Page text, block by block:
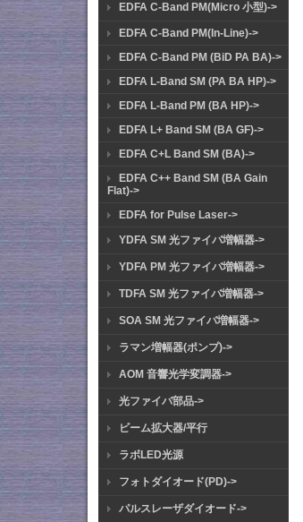
EDFA C-Band PM(Micro 小型)->
EDFA C-Band PM(In-Line)->
EDFA C-Band PM (BiD PA BA)->
EDFA L-Band SM (PA BA HP)->
EDFA L-Band PM (BA HP)->
EDFA L+ Band SM (BA GF)->
EDFA C+L Band SM (BA)->
EDFA C++ Band SM (BA Gain
Flat)->
EDFA for Pulse Laser->
YDFA SM 光ファイバ増幅器->
YDFA PM 光ファイバ増幅器->
TDFA SM 光ファイバ増幅器->
SOA SM 光ファイバ増幅器->
ラマン増幅器(ポンプ)->
AOM 音響光学変調器->
光ファイバ部品->
ビーム拡大器/平行
ラボLED光源
フォトダイオード(PD)->
パルスレーザダイオード->